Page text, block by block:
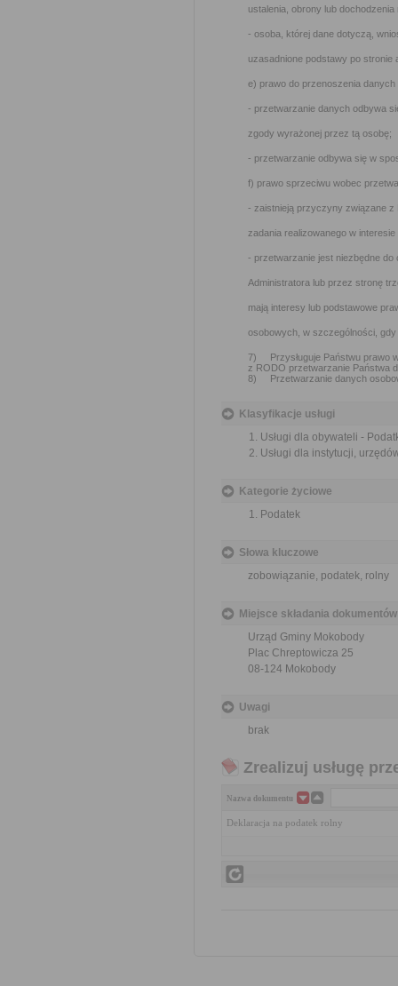
ustalenia, obrony lub
- osoba, której dane dotyczą,
uzasadnione podstawy po
e) prawo do przenoszenia danych
- przetwarzanie danych odbywa
zgody wyrażonej przez tą osobę;
- przetwarzanie odbywa się w
f) prawo sprzeciwu wobec
- zaistnieją przyczyny związane z
zadania realizowanego w
- przetwarzanie jest niezbędne
Administratora lub przez stronę
mają interesy lub podstawowe
osobowych, w szczególności,
7) Przysługuje Państwu prawo
z RODO przetwarzanie Państwa
8) Przetwarzanie danych
Klasyfikacje usługi
Usługi dla obywateli -
Usługi dla instytucji,
Kategorie życiowe
Podatek
Słowa kluczowe
zobowiązanie, podatek, rolny
Miejsce składania dokumentów
Urząd Gminy Mokobody
Plac Chreptowicza 25
08-124 Mokobody
Uwagi
brak
Zrealizuj usługę
Nazwa dokumentu
Deklaracja na podatek rolny